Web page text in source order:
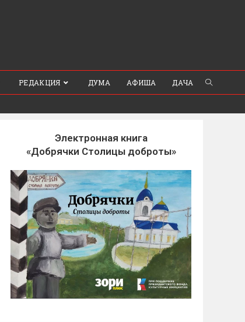
РЕДАКЦИЯ ДУМА АФИША ДАЧА
Электронная книга
«Добрячки Столицы доброты»